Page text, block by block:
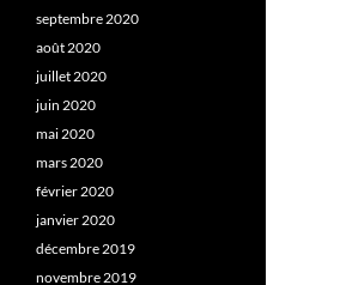
septembre 2020
août 2020
juillet 2020
juin 2020
mai 2020
mars 2020
février 2020
janvier 2020
décembre 2019
novembre 2019